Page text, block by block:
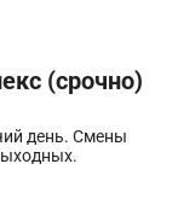
(срочно)
день. Смены